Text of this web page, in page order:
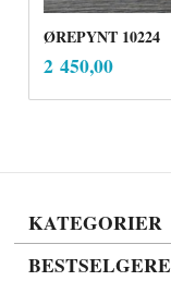
ØREPYNT 10224
Pris
2 450,00
KATEGORIER
BESTSELGERE